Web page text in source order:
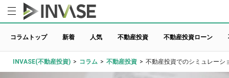
コラムトップ 新着 人気 不動産投資 不動産投資ローン
INVASE(不動産投資) > コラム > 不動産投資 > 不動産投資でのシミュレーシ